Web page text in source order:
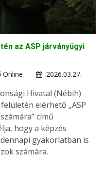
az ASP járványügyi
Online
2026.03.27.
Hivatal (Nébih)
elérhető „ASP
című
hogy a képzés
gyakorlatban is
számára.